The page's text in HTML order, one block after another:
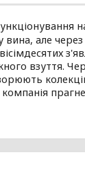
але
взуття.
прагне